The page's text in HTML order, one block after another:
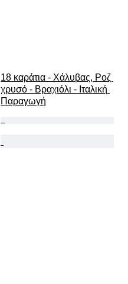
18 καράτια - Χάλυβας, Ροζ
χρυσό - Βραχιόλι - Ιταλική
Παραγωγή